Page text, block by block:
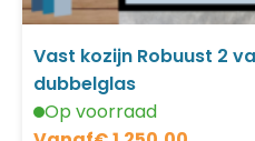
Vast kozijn Robuust 2
dubbelglas
Op voorraad